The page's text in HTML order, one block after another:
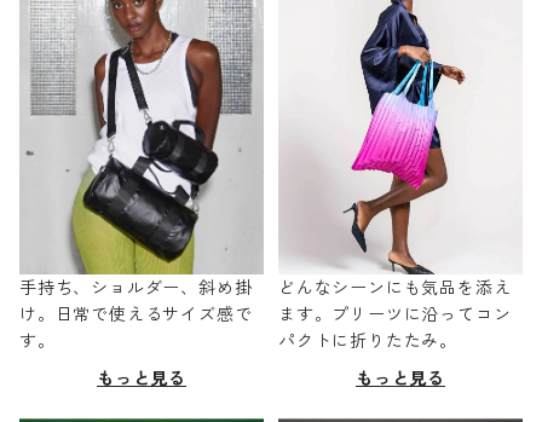
手持ち、ショルダー、斜め掛
け。日常で使えるサイズ感で
す。
もっと見る
どんなシーンにも気品を添え
ます。プリーツに沿ってコン
パクトに折りたたみ。
もっと見る